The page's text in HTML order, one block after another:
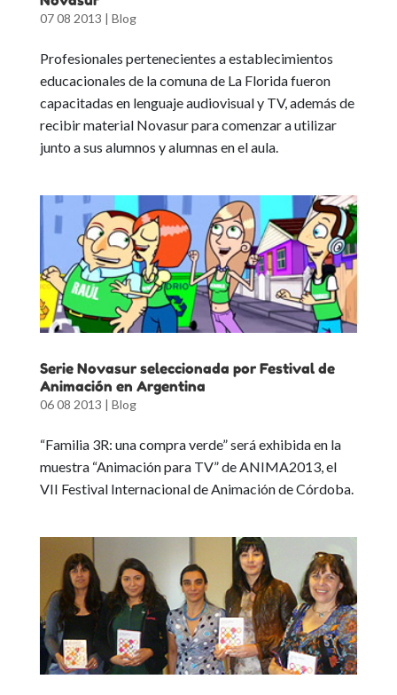
07 08 2013 | Blog
Profesionales pertenecientes a establecimientos
educacionales de la comuna de La Florida fueron
capacitadas en lenguaje audiovisual y TV, además de
recibir material Novasur para comenzar a utilizar
junto a sus alumnos y alumnas en el aula.
Serie Novasur seleccionada por Festival de
Animación en Argentina
06 08 2013 | Blog
“Familia 3R: una compra verde” será exhibida en la
muestra “Animación para TV” de ANIMA2013, el
VII Festival Internacional de Animación de Córdoba.